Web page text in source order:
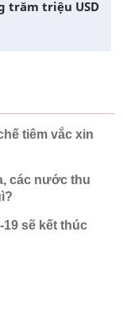
trăm triệu USD
tiêm vắc xin
các nước thu
sẽ kết thúc